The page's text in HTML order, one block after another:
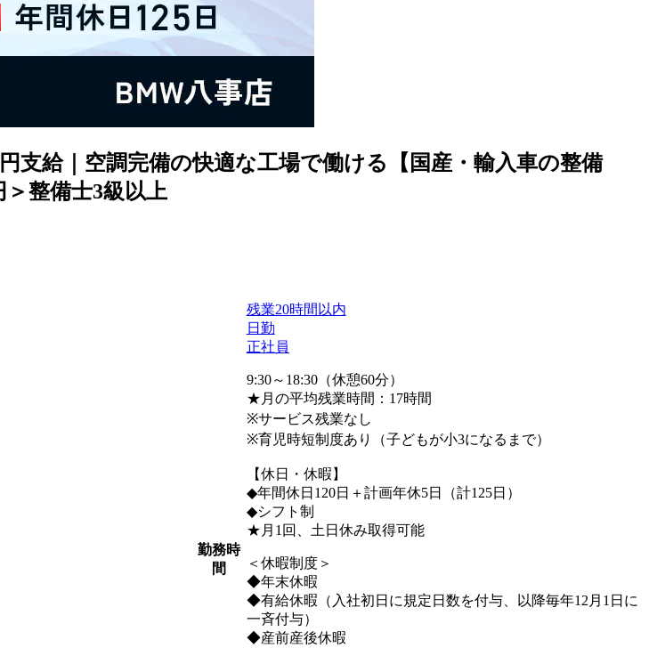
支給｜空調完備の快適な工場で働ける【国産・輸入車の整備
整備士3級以上
勤務時
間
残業20時間以内
日勤
正社員
9:30～18:30（休憩60分）
★月の平均残業時間：17時間
※サービス残業なし
※育児時短制度あり（子どもが小3になるまで）
【休日・休暇】
◆年間休日120日＋計画年休5日（計125日）
◆シフト制
★月1回、土日休み取得可能
＜休暇制度＞
◆年末休暇
◆有給休暇（入社初日に規定日数を付与、以降毎年12月1日に
一斉付与）
◆産前産後休暇